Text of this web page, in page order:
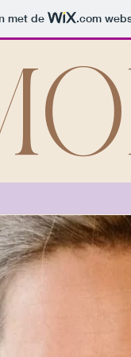
met de .com